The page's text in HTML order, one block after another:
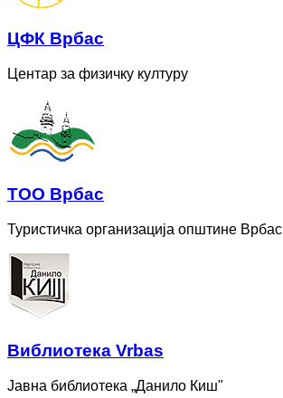
ЦФК Врбас
Центар за физичку културу
ТОО Врбас
Туристичка организација општине Врбас
Bиблиотека Vrbas
Јавна библиотека „Данило Киш"